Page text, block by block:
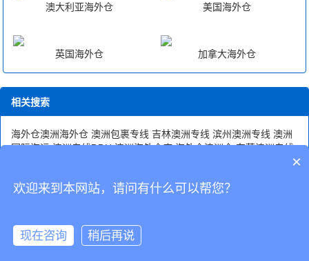
澳大利亚海外仓 美国海外仓
英国海外仓 加拿大海外仓
相关搜索
海外仓澳洲海外仓 澳洲包裹专线 吉林澳洲专线 滨州澳洲专线 澳洲
国际海运 澳洲专线DDU 澳洲海外仓库 海外仓澳洲仓 东营澳洲专线
×
欢迎来到本网站，请问有什么可以帮您？
现在咨询 稍后再说